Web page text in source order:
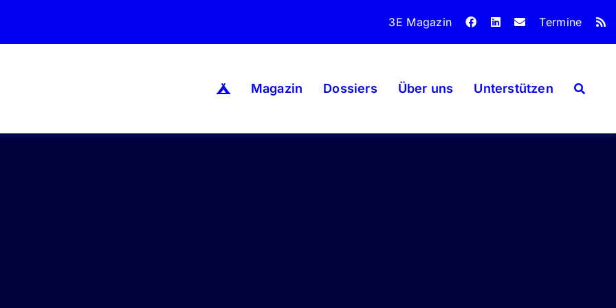
3E Magazin Termine
Magazin Dossiers Über uns Unterstützen